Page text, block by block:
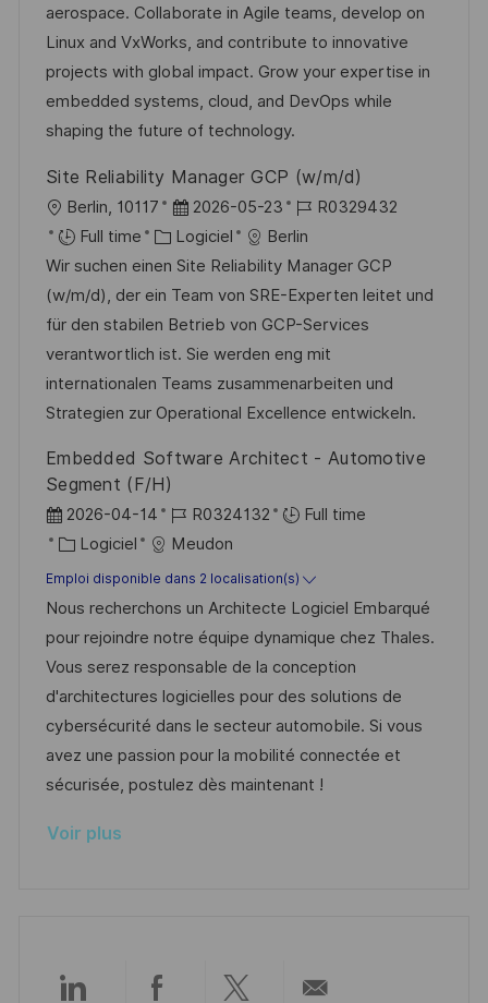
i
s
a
t
i
n
’
a
f
f
h
a
e
r
e
n
c
e
u
p
o
s
t
e
g
o
r
i
e
aerospace. Collaborate in Agile teams, develop on
Linux and VxWorks, and contribute to innovative
projects with global impact. Grow your expertise in
embedded systems, cloud, and DevOps while
shaping the future of technology.
Site Reliability Manager GCP (w/m/d)
o
c
a
l
i
s
a
i
n
Berlin, 10117
D
a
t
e
d
’
a
f
h
g
e
2026-05-23
R
é
f
é
r
e
n
c
d
p
s
t
e
R0329432
Full time
C
a
t
é
g
o
r
e
Logiciel
Berlin
Wir suchen einen Site Reliability Manager GCP
(w/m/d), der ein Team von SRE-Experten leitet und
für den stabilen Betrieb von GCP-Services
verantwortlich ist. Sie werden eng mit
internationalen Teams zusammenarbeiten und
Strategien zur Operational Excellence entwickeln.
Embedded Software Architect - Automotive
Segment (F/H)
D
a
t
e
d
’
a
f
f
i
h
2026-04-14
R
é
f
é
r
e
n
c
e
d
R0324132
Full time
C
a
t
é
g
o
r
e
Logiciel Meudon
Emploi disponible dans 2 localisation(s)
Nous recherchons un Architecte Logiciel Embarqué
pour rejoindre notre équipe dynamique chez Thales.
Vous serez responsable de la conception
d'architectures logicielles pour des solutions de
cybersécurité dans le secteur automobile. Si vous
avez une passion pour la mobilité connectée et
sécurisée, postulez dès maintenant !
Voir plus